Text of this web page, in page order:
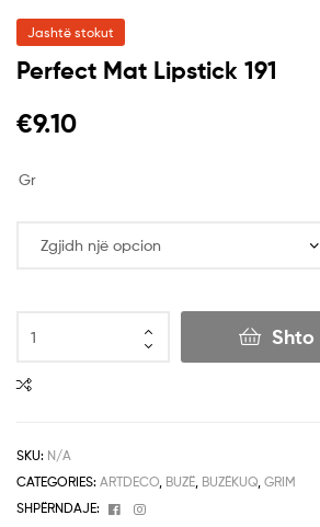
Jashtë stokut
Perfect Mat Lipstick 191
€9.10
Gr
Shto
SKU: N/A
CATEGORIES: ARTDECO BUZË BUZËKUQ GRIM
SHPËRNDAJE:
Facebook
Instagram